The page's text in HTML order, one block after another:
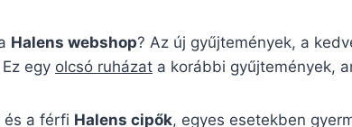
Halens webshop? Az új gyűjtemények, a
egy olcsó ruházat a korábbi gyűjtemények,
és a férfi Halens cipők, egyes esetekben